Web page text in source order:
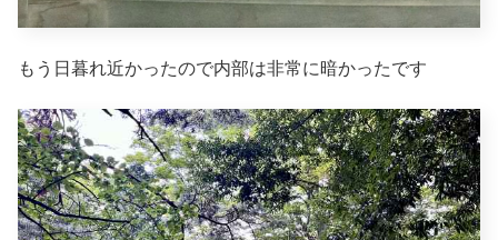
もう日暮れ近かったので内部は非常に暗かったです